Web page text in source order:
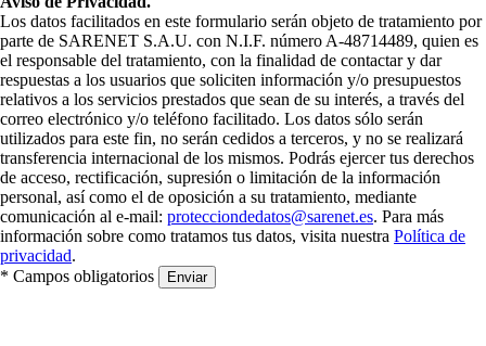
Los datos facilitados en este formulario serán objeto de tratamiento por
parte de SARENET S.A.U. con N.I.F. número A-48714489, quien es
el responsable del tratamiento, con la finalidad de contactar y dar
respuestas a los usuarios que soliciten información y/o presupuestos
relativos a los servicios prestados que sean de su interés, a través del
correo electrónico y/o teléfono facilitado. Los datos sólo serán
utilizados para este fin, no serán cedidos a terceros, y no se realizará
transferencia internacional de los mismos. Podrás ejercer tus derechos
de acceso, rectificación, supresión o limitación de la información
personal, así como el de oposición a su tratamiento, mediante
comunicación al e-mail: protecciondedatos@sarenet.es. Para más
información sobre como tratamos tus datos, visita nuestra Política de
privacidad.
* Campos obligatorios
Enviar